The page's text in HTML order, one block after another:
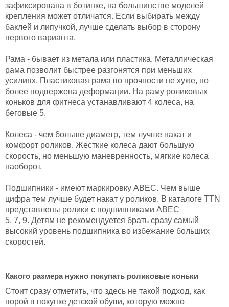
зафиксирована в ботинке, на большинстве моделей
крепления может отличатся. Если выбирать между
баклей и липучкой, лучше сделать выбор в сторону
первого варианта.
Рама - бывает из метала или пластика. Металлическая
рама позволит быстрее разгонятся при меньших
усилиях. Пластиковая рама по прочности не хуже, но
более подвержена деформации. На раму роликовых
коньков для фитнеса устанавливают 4 колеса, на
беговые 5.
Колеса - чем больше диаметр, тем лучше накат и
комфорт роликов. Жесткие колеса дают большую
скорость, но меньшую маневренность, мягкие колеса
наоборот.
Подшипники - имеют маркировку ABEC. Чем выше
цифра тем лучше будет накат у роликов. В каталоге TTN
представлены ролики с подшипниками ABEC
5, 7, 9. Детям не рекомендуется брать сразу самый
высокий уровень подшипника во избежание больших
скоростей.
Какого размера нужно покупать роликовые коньки
Стоит сразу отметить, что здесь не такой подход, как
порой в покупке детской обуви, которую можно